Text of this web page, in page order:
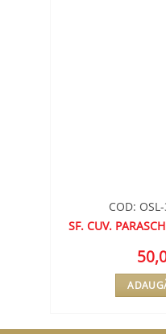
COD:
SF. CUV.